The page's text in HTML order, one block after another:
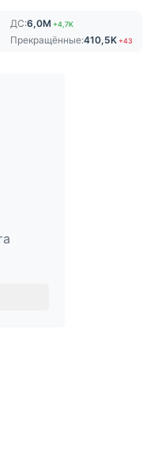
ДС:6,0M +4,7K
Прекращённые:410,5K +43